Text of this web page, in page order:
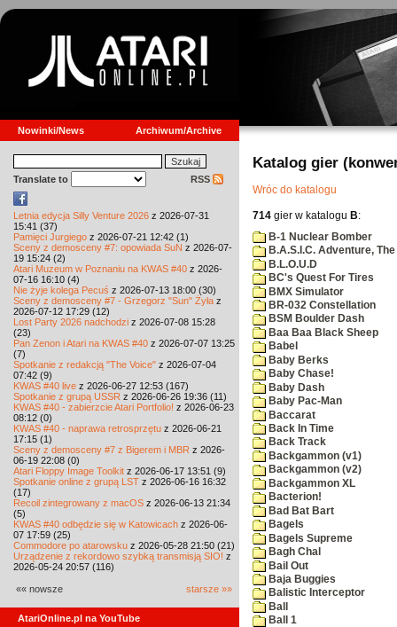
Nowinki/News Archiwum/Archive
Translate to RSS
Letnia edycja Silly Venture 2026 z 2026-07-31
15:41 (37)
Pamięci Jurgiego z 2026-07-21 12:42 (1)
Sceny z demosceny #7: opowiada SuN z 2026-07-
19 15:24 (2)
Atari Muzeum w Poznaniu na KWAS #40 z 2026-
07-16 16:10 (4)
Nie żyje kolega Pecuś z 2026-07-13 18:00 (30)
Sceny z demosceny #7 - Grzegorz "Sun" Żyła z
2026-07-12 17:29 (12)
Lost Party 2026 nadchodzi z 2026-07-08 15:28
(23)
Pan Zenon i Atari na KWAS #40 z 2026-07-07 13:25
(7)
Spotkanie z redakcją "The Voice" z 2026-07-04
07:42 (9)
KWAS #40 live z 2026-06-27 12:53 (167)
Spotkanie z grupą USSR z 2026-06-26 19:36 (11)
KWAS #40 - zabierzcie Atari Portfolio! z 2026-06-23
08:12 (0)
KWAS #40 - naprawa retrosprzętu z 2026-06-21
17:15 (1)
Sceny z demosceny #7 z Bigerem i MBR z 2026-
06-19 22:08 (0)
Atari Floppy Image Toolkit z 2026-06-17 13:51 (9)
Spotkanie online z grupą LST z 2026-06-16 16:32
(17)
Recoil zintegrowany z macOS z 2026-06-13 21:34
(5)
KWAS #40 odbędzie się w Katowicach z 2026-06-
07 17:59 (25)
Commodore po atarowsku z 2026-05-28 21:50 (21)
Urządzenie z rekordowo szybką transmisją SIO! z
2026-05-24 20:57 (116)
«« nowsze starsze »»
AtariOnline.pl na YouTube
Katalog gier
Wróc do katalogu
714 gier w katalogu B:
B-1 Nuclear Bomber
B.A.S.I.C. Adventure, The
B.L.O.U.D
BC's Quest For Tires
BMX Simulator
BR-032 Constellation
BSM Boulder Dash
Baa Baa Black Sheep
Babel
Baby Berks
Baby Chase!
Baby Dash
Baby Pac-Man
Baccarat
Back In Time
Back Track
Backgammon (v1)
Backgammon (v2)
Backgammon XL
Bacterion!
Bad Bat Bart
Bagels
Bagels Supreme
Bagh Chal
Bail Out
Baja Buggies
Balistic Interceptor
Ball
Ball 1